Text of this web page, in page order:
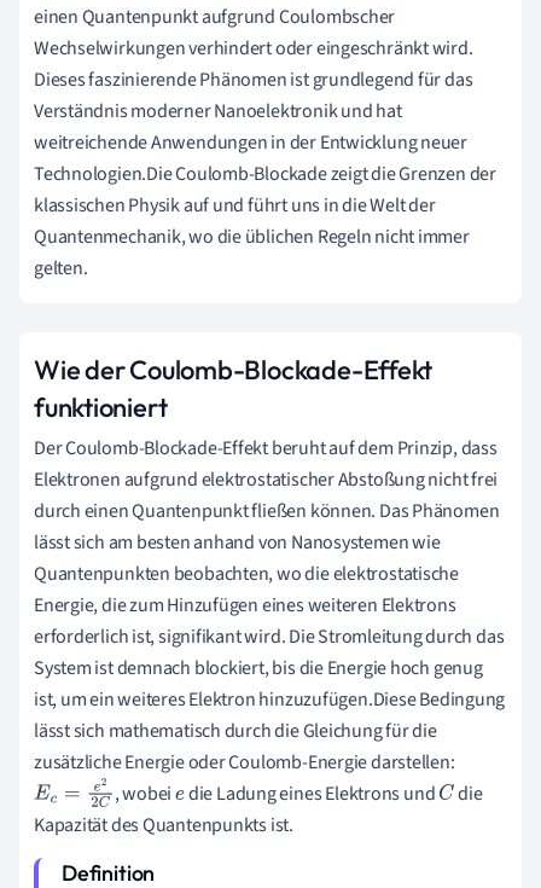
einen Quantenpunkt aufgrund Coulombscher
Wechselwirkungen verhindert oder eingeschränkt wird.
Dieses faszinierende Phänomen ist grundlegend für das
Verständnis moderner Nanoelektronik und hat
weitreichende Anwendungen in der Entwicklung neuer
Technologien.Die Coulomb-Blockade zeigt die Grenzen der
klassischen Physik auf und führt uns in die Welt der
Quantenmechanik, wo die üblichen Regeln nicht immer
gelten.
Wie der Coulomb-Blockade-Effekt
funktioniert
Der Coulomb-Blockade-Effekt beruht auf dem Prinzip, dass
Elektronen aufgrund elektrostatischer Abstoßung nicht frei
durch einen Quantenpunkt fließen können. Das Phänomen
lässt sich am besten anhand von Nanosystemen wie
Quantenpunkten beobachten, wo die elektrostatische
Energie, die zum Hinzufügen eines weiteren Elektrons
erforderlich ist, signifikant wird. Die Stromleitung durch das
System ist demnach blockiert, bis die Energie hoch genug
ist, um ein weiteres Elektron hinzuzufügen.Diese Bedingung
lässt sich mathematisch durch die Gleichung für die
zusätzliche Energie oder Coulomb-Energie darstellen:
Ec= e22C , wobeiedie Ladung eines Elektrons undC die
Kapazität des Quantenpunkts ist.